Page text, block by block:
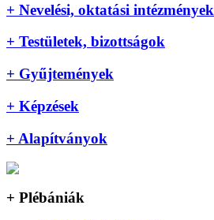
+ Nevelési, oktatási intézmények
+ Testületek, bizottságok
+ Gyűjtemények
+ Képzések
+ Alapítványok
+ Plébániák